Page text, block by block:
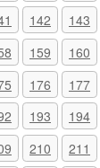
142 143
159 160
176 177
193 194
210 211